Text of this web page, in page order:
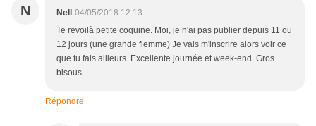
N Nell
04/05/2018 12:13
Te revoilà petite coquine. Moi, je n'ai pas publier depuis 11 ou
12 jours (une grande flemme) Je vais m'inscrire alors voir ce
que tu fais ailleurs. Excellente journée et week-end. Gros
bisous
Répondre